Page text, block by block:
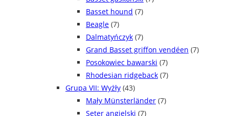
Basset hound (7)
Beagle (7)
Dalmatyńczyk (7)
Grand Basset griffon vendéen (7)
Posokowiec bawarski (7)
Rhodesian ridgeback (7)
Grupa VII: Wyżły (43)
Mały Münsterländer (7)
Seter angielski (7)